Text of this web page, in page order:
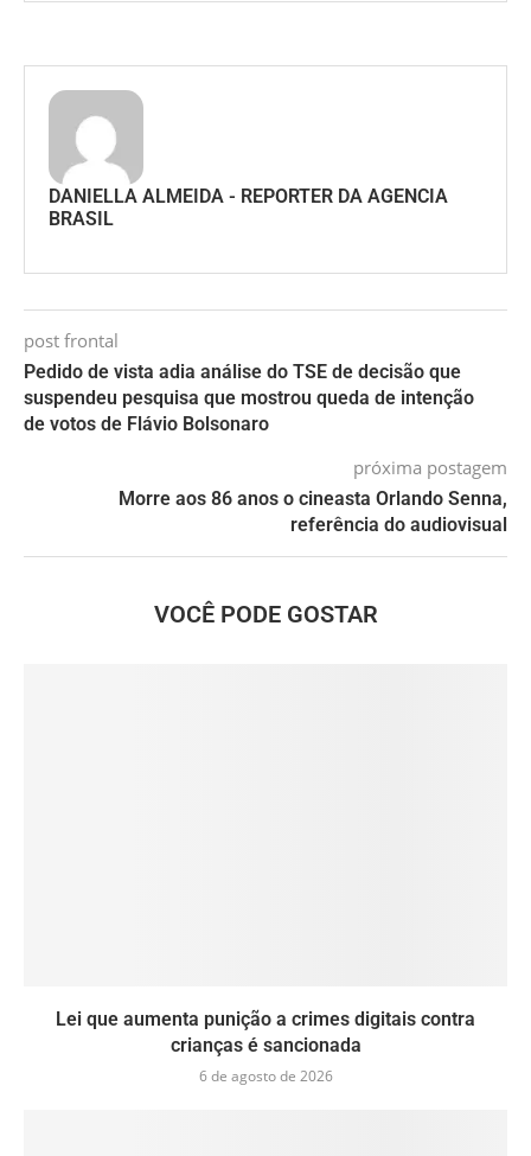
DANIELLA ALMEIDA - REPORTER DA AGENCIA
BRASIL
post frontal
Pedido de vista adia análise do TSE de decisão que
suspendeu pesquisa que mostrou queda de intenção
de votos de Flávio Bolsonaro
próxima postagem
Morre aos 86 anos o cineasta Orlando Senna,
referência do audiovisual
VOCÊ PODE GOSTAR
Lei que aumenta punição a crimes digitais contra
crianças é sancionada
6 de agosto de 2026